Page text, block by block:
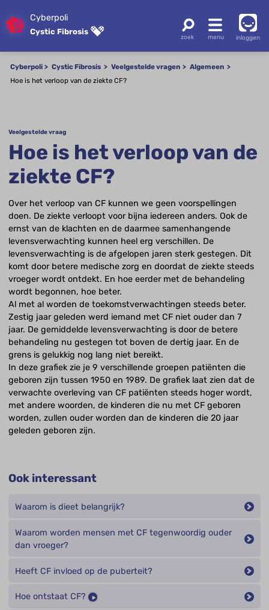
Cyberpoli
Cystic Fibrosis
inloggen
Cyberpoli Cystic Fibrosis Veelgestelde vragen
Algemeen
Hoe is het verloop van de ziekte CF?
Veelgestelde vraag
Hoe is het verloop van de
ziekte CF?
Over het verloop van CF kunnen we geen voorspellingen
doen. De ziekte verloopt voor bijna iedereen anders. Ook de
ernst van de klachten en de daarmee samenhangende
levensverwachting kunnen heel erg verschillen. De
levensverwachting is de afgelopen jaren sterk gestegen. Dit
komt door betere medische zorg en doordat de ziekte steeds
vroeger wordt ontdekt. En hoe eerder met de behandeling
wordt begonnen, hoe beter.
Al met al worden de toekomstverwachtingen steeds beter.
Zestig jaar geleden werd iemand met CF niet ouder dan 7
jaar. De gemiddelde levensverwachting is door de betere
behandeling nu gestegen tot boven de dertig jaar. En de
grens is gelukkig nog lang niet bereikt.
In deze grafiek zie je 9 verschillende groepen patiënten die
geboren zijn tussen 1950 en 1989. De grafiek laat zien dat de
verwachte overleving van CF patiënten steeds hoger wordt,
met andere woorden, de kinderen die nu met CF geboren
worden, zullen ouder worden dan de kinderen die 20 jaar
geleden geboren zijn.
Ook interessant
Waarom is dieet belangrijk?
Waarom worden mensen met CF tegenwoordig ouder
dan vroeger?
Heeft CF invloed op de puberteit?
Hoe ontstaat CF?